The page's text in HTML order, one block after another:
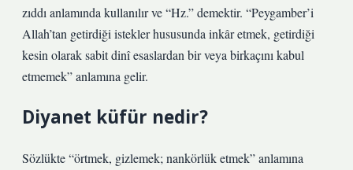
zıddı anlamında kullanılır ve “Hz.” demektir. “Peygamber’i
Allah’tan getirdiği istekler hususunda inkâr etmek, getirdiği
kesin olarak sabit dinî esaslardan bir veya birkaçını kabul
etmemek” anlamına gelir.
Diyanet küfür nedir?
Sözlükte “örtmek, gizlemek; nankörlük etmek” anlamına